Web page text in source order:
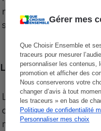
Gérer mes
Que Choisir Ensemble et
traceurs pour mesurer
personnaliser les contenus,
promotion et afficher des
Nous conserverons votre
changer d’avis à tout
les traceurs » en bas de
Politique de confidentialité
Personnaliser mes choix
niveau de prix des
sur le territoire
Les comparaisons de
Les comparaisons sont
des produits des
marques de